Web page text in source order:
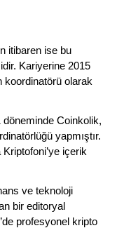
itibaren ise bu
Kariyerine 2015
koordinatörü olarak
döneminde Coinkolik,
yapmıştır.
içerik
ve teknoloji
bir editoryal
profesyonel kripto